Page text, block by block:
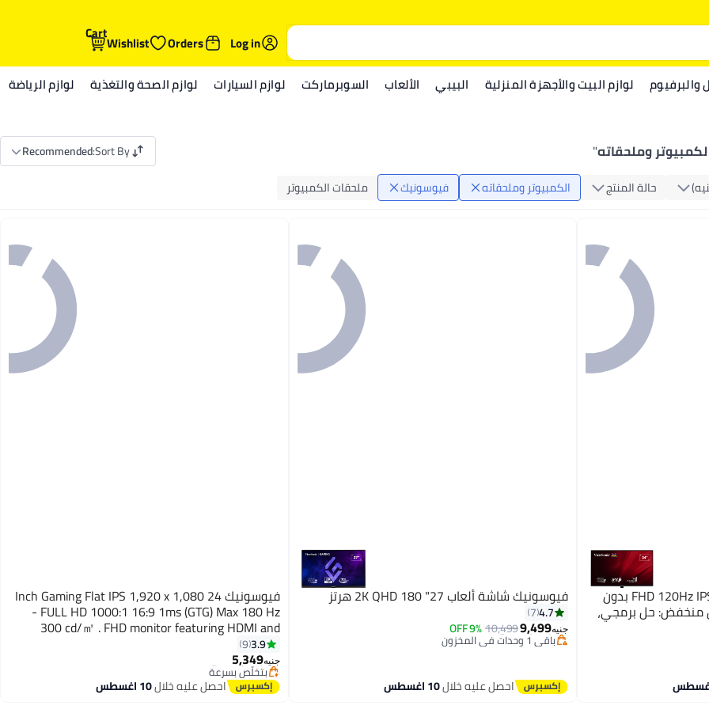
Log in
Orders
Wishlist
Cart
والبرفيوم لوازم البيت والأجهزة المنزلية البيبي الألعاب السوبرماركت لوازم السيارات لوازم الصحة والتغذية لوازم الرياضة
وملحقاته"
Sort By
:
Recommended
حالة المنتج الكمبيوتر وملحقاته فيوسونيك ملحقات الكمبيوتر
فيوسونيك شاشة 24 بوصة FHD 120Hz IPS بدون
منخفض: حل برمجي،
فيوسونيك شاشة ألعاب 27" 2K QHD 180 هرتز
4.7
7
جنيه9,499
10,499
9% OFF
#13 في ملحقات الشاشة
توصيل مجاني
باقي 1 وحدات في المخزون
#13 في ملحقات الشاشة
احصل عليه خلال10 اغسطس
فيوسونيك 24 Inch Gaming Flat IPS 1,920 x 1,080
- FULL HD 1000:1 16:9 1ms (GTG) Max 180 Hz
300 cd/㎡ . FHD monitor featuring HDMI and
DisplayPort. Audio Out : 1 Black
3.9
9
جنيه5,349
#5 في ملحقات الشاشة
توصيل مجاني
بتخلّص بسرعة
#5 في ملحقات الشاشة احصل عليه خلال10 اغسطس